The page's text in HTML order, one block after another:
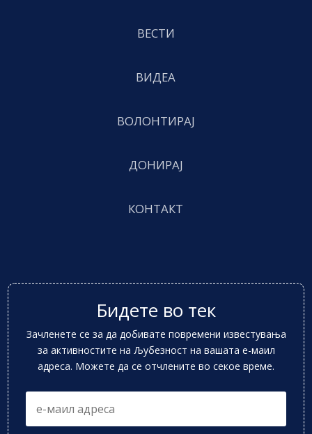
ВЕСТИ
ВИДЕА
ВОЛОНТИРАЈ
ДОНИРАЈ
КОНТАКТ
Бидете во тек
Зачленете се за да добивате повремени известувања
за активностите на Љубезност на вашата е-маил
адреса. Можете да се отчлените во секое време.